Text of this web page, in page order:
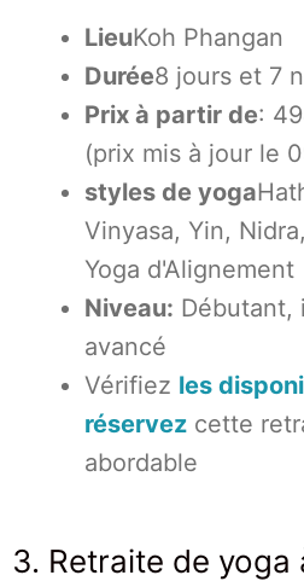
LieuKoh Phangan
Durée8 jours et 7
Prix à partir de:
(prix mis à jour le
styles de yoga
Vinyasa, Yin,
Yoga d'Alignement
Niveau: Débutant,
avancé
Vérifiez les
réservez cette
abordable
3. Retraite de yoga